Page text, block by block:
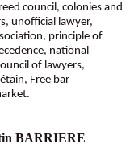
council, colonies and
unofficial lawyer,
principle of
national
of lawyers,
Free bar
BARRIERE